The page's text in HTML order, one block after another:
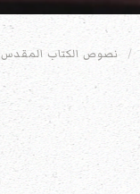
نصوص الكتاب المقدس